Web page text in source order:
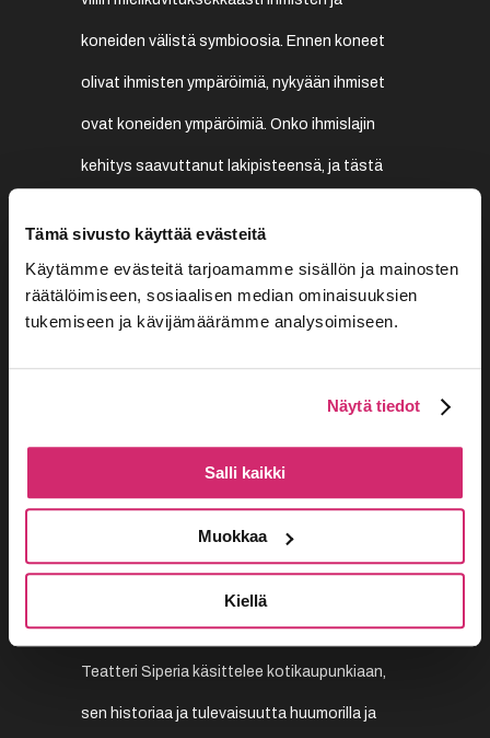
Tämä sivusto käyttää evästeitä
Käytämme evästeitä tarjoamamme sisällön ja mainosten
räätälöimiseen, sosiaalisen median ominaisuuksien
tukemiseen ja kävijämäärämme analysoimiseen.
Näytä tiedot
Salli kaikki
Muokkaa
Kiellä
koneiden välistä symbioosia. Ennen koneet
olivat ihmisten ympäröimiä, nykyään ihmiset
ovat koneiden ympäröimiä. Onko ihmislajin
kehitys saavuttanut lakipisteensä, ja tästä
Esitys raksuttaa, ujeltaa, kolisee ja klonksuu
menneisyydessä, nykyisyydessä, tässä
toistaa itseään, mutta onko asioille sittenkin
Tammerkosken virran vietävänä
pahvilaatikkolautassamme?
Teatteri Siperia käsittelee kotikaupunkiaan,
sen historiaa ja tulevaisuutta huumorilla ja